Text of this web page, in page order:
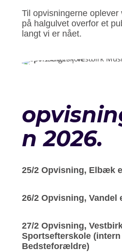
Til opvisningerne
på halgulvet overfor et
langt vi er nået.
n 2026.
25/2 Opvisning, Elbæk
26/2 Opvisning, Vandel
27/2 Opvisning,
Sportsefterskole (intern
Bedsteforældre)